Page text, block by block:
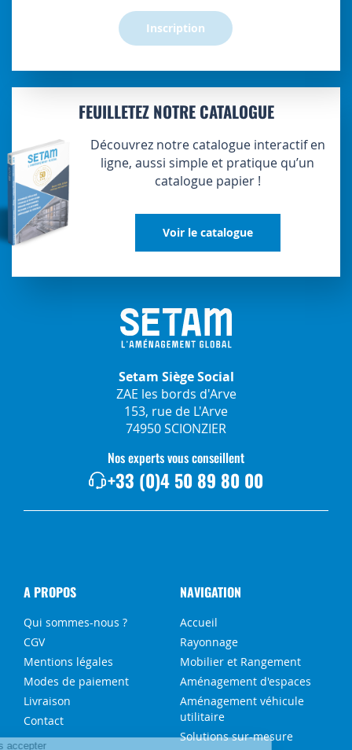
Inscription
FEUILLETEZ NOTRE CATALOGUE
Découvrez notre catalogue interactif en
ligne, aussi simple et pratique qu’un
catalogue papier !
Voir le catalogue
Setam Siège Social
ZAE les bords d'Arve
153, rue de L'Arve
74950 SCIONZIER
Nos experts vous conseillent
+33 (0)4 50 89 80 00
A PROPOS
Qui sommes-nous ?
CGV
Mentions légales
Modes de paiement
Livraison
Contact
NAVIGATION
Accueil
Rayonnage
Mobilier et Rangement
Aménagement d'espaces
Aménagement véhicule
utilitaire
Solutions sur-mesure